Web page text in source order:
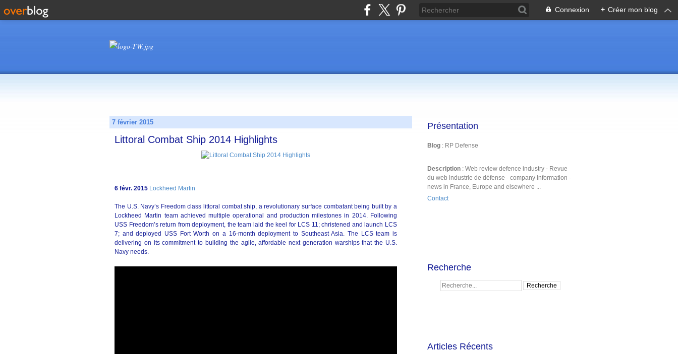
Connexion + Créer mon blog
7 février 2015
Littoral Combat Ship 2014 Highlights
6 févr. 2015 Lockheed Martin
The U.S. Navy’s Freedom class littoral combat ship, a revolutionary surface combatant being built by a
Lockheed Martin team achieved multiple operational and production milestones in 2014. Following
USS Freedom’s return from deployment, the team laid the keel for LCS 11; christened and launch LCS
7; and deployed USS Fort Worth on a 16-month deployment to Southeast Asia. The LCS team is
delivering on its commitment to building the agile, affordable next generation warships that the U.S.
Navy needs.
Présentation
Blog : RP Defense
Description : Web review defence industry - Revue
du web industrie de défense - company information -
news in France, Europe and elsewhere ...
Contact
Recherche
Articles Récents